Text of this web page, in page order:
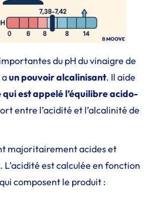
du pH du vinaigre de
aun pouvoiralcalinisant. Il aide
qui est appelé l’équilibre acido-
entre l’acidité et l’alcalinité de
majoritairement acides et
L’acidité est calculée en fonction
composent le produit :